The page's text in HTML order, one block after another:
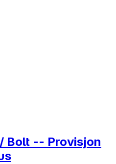
Bolt -- Provisjon